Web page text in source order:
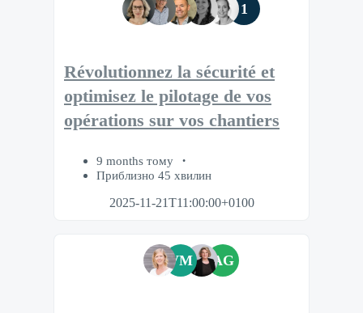
1
Révolutionnez la sécurité et
optimisez le pilotage de vos
opérations sur vos chantiers
9 months тому
Приблизно 45 хвилин
2025-11-21T11:00:00+0100
VM AG